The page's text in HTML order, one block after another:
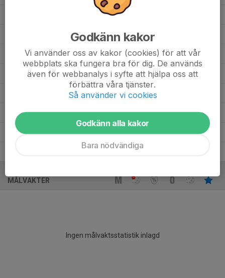
Elliot Långsved 3 0
Ellion Lantz 4 0 0 0
Aron Engel 3 0 0 0
Aram Alhasan 2 0
Alve Vest 2 0 0 0
4 0 0 0 0
4
MÅLVAKTER
Ingen målvaktsstatistik inlagd
Godkänn kakor
Vi använder oss av kakor (cookies) för att vår
webbplats ska fungera bra för dig. De används
även för webbanalys i syfte att hjälpa oss att
förbättra våra tjänster.
Så använder vi cookies
Godkänn alla kakor
Bara nödvändiga